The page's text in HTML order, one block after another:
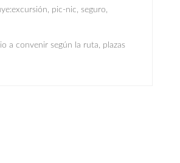
pic-nic, seguro,
a convenir según la ruta, plazas